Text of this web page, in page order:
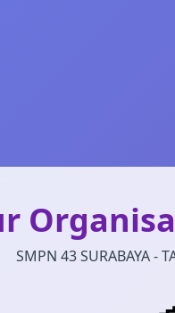
SMPN 43 SURABAYA -